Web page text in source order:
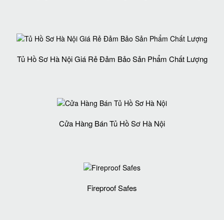
Tủ Hồ Sơ Hà Nội Giá Rẻ Đảm Bảo Sản Phẩm Chất Lượng‎
Cửa Hàng Bán Tủ Hồ Sơ Hà Nội
Fireproof Safes